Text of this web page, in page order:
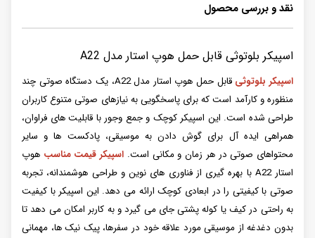
نقد و بررسی محصول
اسپیکر بلوتوثی قابل حمل هوپ استار مدل A22
اسپیکر بلوتوثی
قابل حمل هوپ استار مدل A22، یک دستگاه صوتی چند
منظوره و کارآمد است که برای پاسخگویی به نیازهای صوتی متنوع کاربران
طراحی شده است. این اسپیکر کوچک و جمع وجور با قابلیت های فراوان،
همراهی ایده آل برای گوش دادن به موسیقی، پادکست ها و سایر
محتواهای صوتی در هر زمان و مکانی است. اسپیکر قیمت مناسب هوپ
استار A22 با بهره گیری از فناوری های نوین و طراحی هوشمندانه، تجربه
صوتی با کیفیتی را در ابعادی کوچک ارائه می دهد. این اسپیکر با کیفیت
به راحتی در کیف یا کوله پشتی جای می گیرد و به کاربر امکان می دهد تا
بدون دغدغه از موسیقی مورد علاقه خود در سفرها، پیک نیک ها، مهمانی